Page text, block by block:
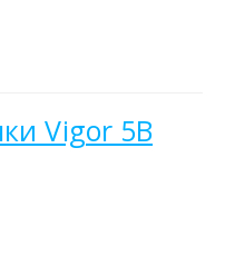
Vigor 5B